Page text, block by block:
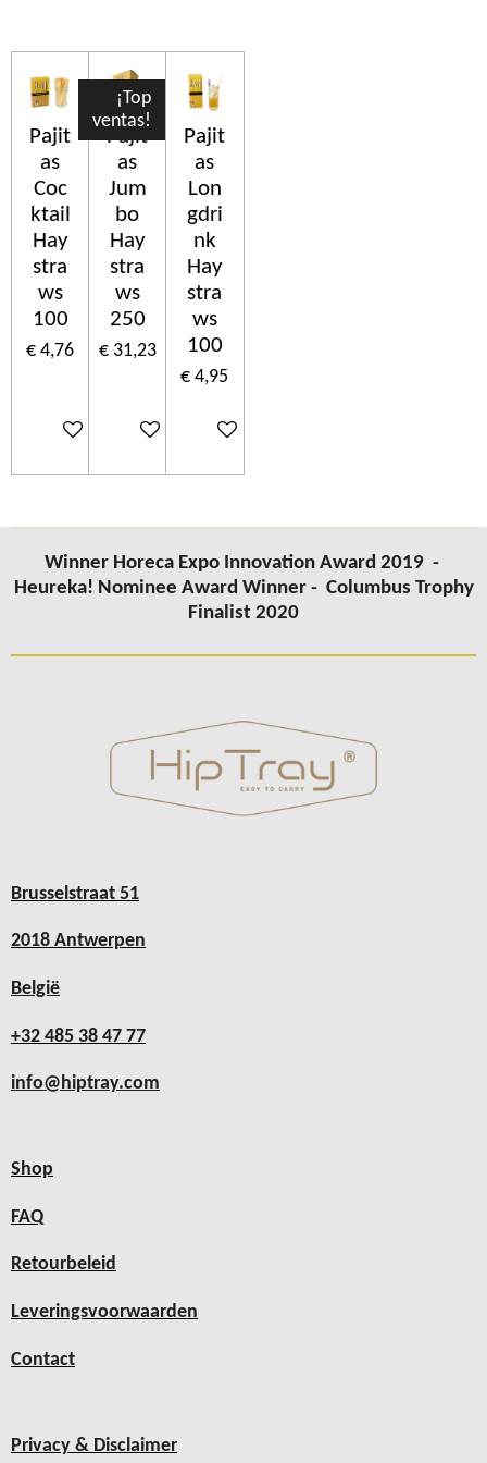
Pajit
as
Coc
ktail
Hay
stra
ws
100
€ 4,76
In winkelwagen
¡Top
ventas!
Pajit
as
Jum
bo
Hay
stra
ws
250
€ 31,23
In winkelwagen
Pajit
as
Lon
gdri
nk
Hay
stra
ws
100
€ 4,95
In winkelwagen
Winner Horeca Expo Innovation Award 2019 -
Heureka! Nominee Award Winner - Columbus Trophy
Finalist 2020
Brusselstraat 51
2018 Antwerpen
België
+32 485 38 47 77
info@hiptray.com
Shop
FAQ
Retourbeleid
Leveringsvoorwaarden
Contact
Privacy & Disclaimer